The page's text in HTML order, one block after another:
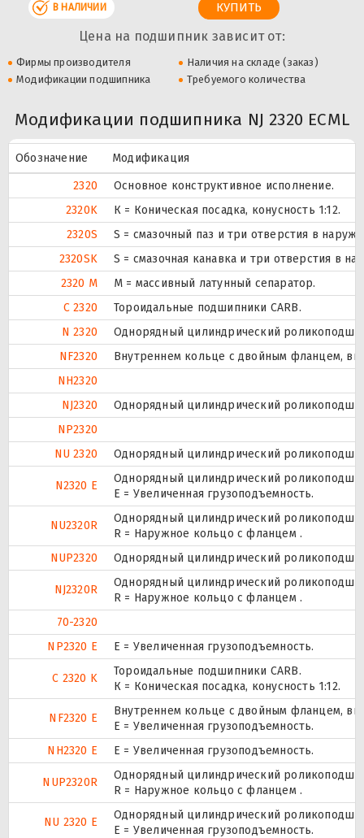
В НАЛИЧИИ
Цена на подшипник зависит от:
Фирмы производителя
Наличия на складе (заказ)
Модификации подшипника
Требуемого количества
Модификации подшипника NJ 2320 ECML
Обозначение
Модификация
2320
Основное конструктивное исполнение.
2320K
К = Коническая посадка, конусность 1:12.
2320S
S = смазочный паз и три отверстия в
2320SK
S = смазочная канавка и три отверстия в
2320 M
M = массивный латунный сепаратор.
C 2320
Тороидальные подшипники CARB.
N 2320
Однорядный цилиндрический
NF2320
Внутреннем кольце с двойным фланцем,
NH2320
NJ2320
Однорядный цилиндрический
NP2320
NU 2320
Однорядный цилиндрический
N2320 E
Однорядный цилиндрический
Е = Увеличенная грузоподъемность.
NU2320R
Однорядный цилиндрический
R = Наружное кольцо с фланцем .
NUP2320
Однорядный цилиндрический
NJ2320R
Однорядный цилиндрический
R = Наружное кольцо с фланцем .
70-2320
NP2320 E
Е = Увеличенная грузоподъемность.
C 2320 K
Тороидальные подшипники CARB.
К = Коническая посадка, конусность 1:12.
NF2320 E
Внутреннем кольце с двойным фланцем,
Е = Увеличенная грузоподъемность.
NH2320 E
Е = Увеличенная грузоподъемность.
NUP2320R
Однорядный цилиндрический
R = Наружное кольцо с фланцем .
NU 2320 E
Однорядный цилиндрический
Е = Увеличенная грузоподъемность.